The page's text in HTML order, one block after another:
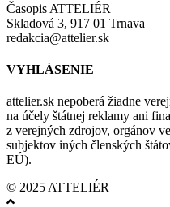
Časopis ATTELIÉR
Skladová 3, 917 01 Trnava
redakcia@attelier.sk
VYHLÁSENIE
attelier.sk nepoberá žiadne
na účely štátnej reklamy ani
z verejných zdrojov, orgánov
subjektov iných členských
EÚ).
© 2025 ATTELIÉR